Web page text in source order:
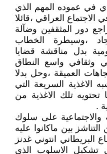
في عموده المهم الذي
العراقي ،قائلا
دور المثقفين وضآلة
،وسيطرة الخطاب
بدل مناقشة قضايا
وثقافي واسع النطاق
العميقة ،وحل بدلا
الاغذية السريعة التي
تلك الاغذية من
.
على سلوك
بين ماكانوا عليه
البريطاني انتوني غدنز
تشكيل الاسلوب الذي